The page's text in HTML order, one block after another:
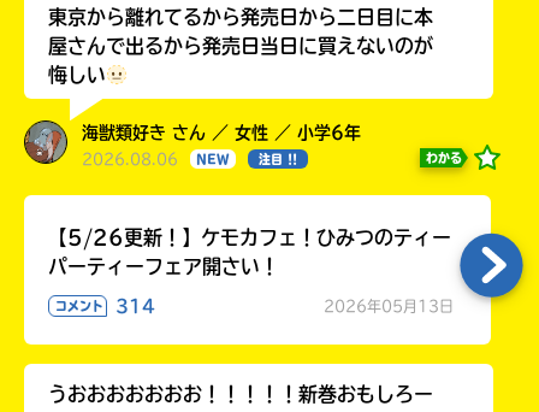
東京から離れてるから発売日から二日目に本
屋さんで出るから発売日当日に買えないのが
悔しい
海獣類好き さん ／ 女性 ／ 小学6年
2026.08.06 NEW 注目 !! わかる
【5/26更新！】ケモカフェ！ひみつのティー
パーティーフェア開さい！
コメント 314 2026年05月13日
うおおおおおおお！！！！！新巻おもしろー